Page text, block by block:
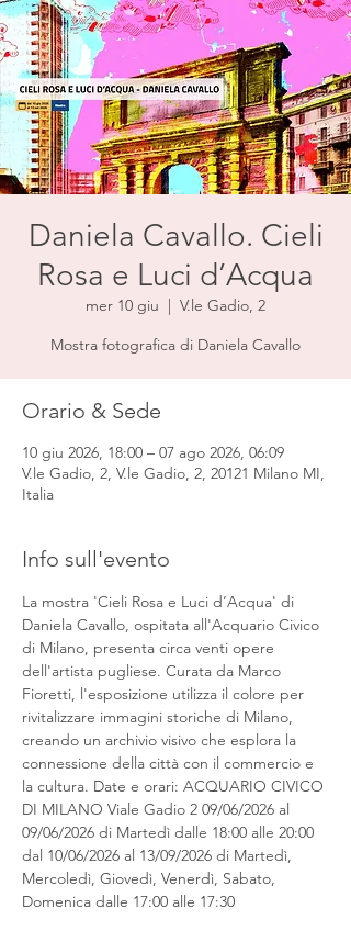
Daniela Cavallo. Cieli
Rosa e Luci d’Acqua
mer 10 giu
  |
V.le Gadio, 2
Mostra fotografica di Daniela Cavallo
Orario & Sede
10 giu 2026, 18:00 – 07 ago 2026, 06:09
V.le Gadio, 2, V.le Gadio, 2, 20121 Milano MI,
Italia
Info sull'evento
La mostra 'Cieli Rosa e Luci d’Acqua' di
Daniela Cavallo, ospitata all'Acquario Civico
di Milano, presenta circa venti opere
dell'artista pugliese. Curata da Marco
Fioretti, l'esposizione utilizza il colore per
rivitalizzare immagini storiche di Milano,
creando un archivio visivo che esplora la
connessione della città con il commercio e
la cultura. Date e orari: ACQUARIO CIVICO
DI MILANO Viale Gadio 2 09/06/2026 al
09/06/2026 di Martedì dalle 18:00 alle 20:00
dal 10/06/2026 al 13/09/2026 di Martedì,
Mercoledì, Giovedì, Venerdì, Sabato,
Domenica dalle 17:00 alle 17:30